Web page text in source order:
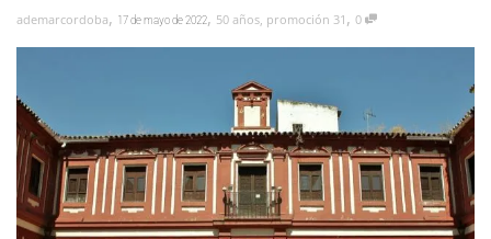
ademarcordoba, 17 de mayo de 2022, 50 años, promoción 31 , 0